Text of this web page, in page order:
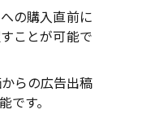
の購入直前に
ことが可能で
らの広告出稿
です。